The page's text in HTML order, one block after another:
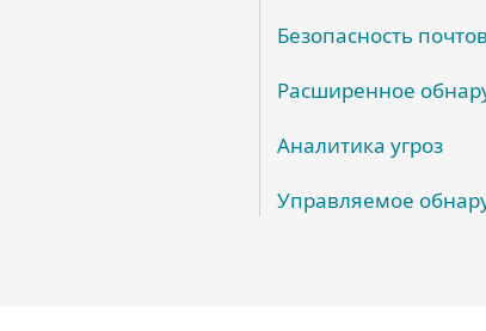
Безопасность
Расширенное
Аналитика угроз
Управляемое